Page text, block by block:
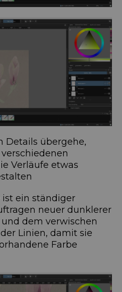
Details übergehe,
Verläufe etwas
ein ständiger
neuer dunklerer
dem verwischen
Linien, damit sie
Farbe